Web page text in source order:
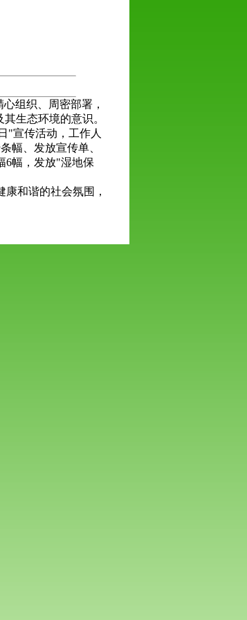
组织、周密部署，
生态环境的意识。
"宣传活动，工作人
幅、发放宣传单、
6幅，发放"湿地保
和谐的社会氛围，